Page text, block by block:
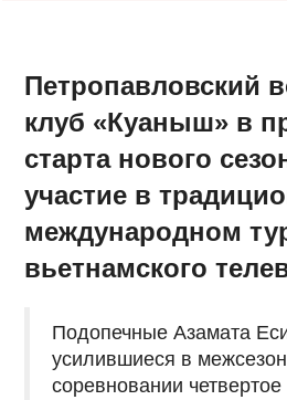
Петропавловский
клуб «Куаныш» в
старта нового
участие в
международном
вьетнамского
Подопечные Азамата
усилившиеся в
соревновании